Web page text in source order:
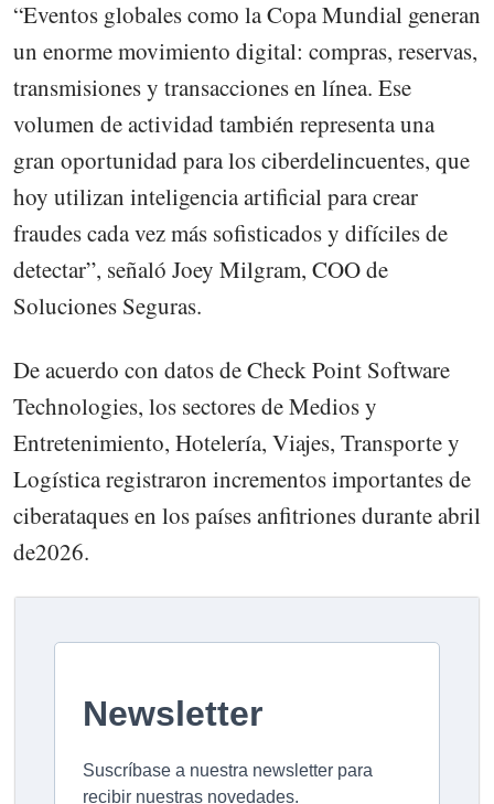
“Eventos globales como la Copa Mundial generan
un enorme movimiento digital: compras, reservas,
transmisiones y transacciones en línea. Ese
volumen de actividad también representa una
gran oportunidad para los ciberdelincuentes, que
hoy utilizan inteligencia artificial para crear
fraudes cada vez más sofisticados y difíciles de
detectar”, señaló Joey Milgram, COO de
Soluciones Seguras.
De acuerdo con datos de Check Point Software
Technologies, los sectores de Medios y
Entretenimiento, Hotelería, Viajes, Transporte y
Logística registraron incrementos importantes de
ciberataques en los países anfitriones durante abril
de2026.